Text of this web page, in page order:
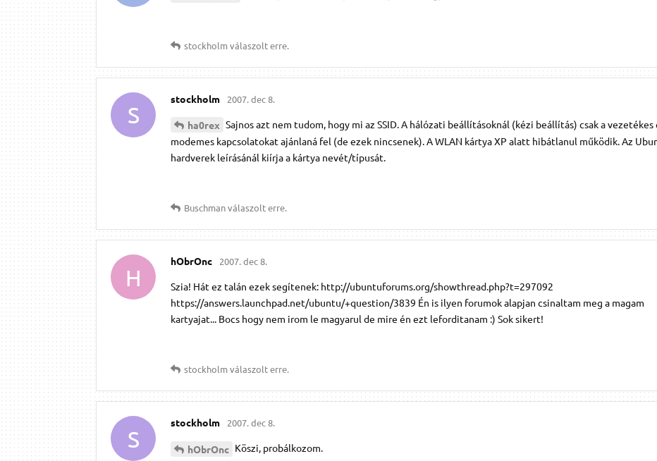
stockholmválaszolt erre.
S
stockholm 2007. dec 8.
ha0rex Sajnos azt nem tudom, hogy mi az SSID. A hálózati beállításoknál (kézi beállítás) csak a vezetékes
modemes kapcsolatokat ajánlaná fel (de ezek nincsenek). A WLAN kártya XP alatt hibátlanul működik. Az
hardverek leírásánál kiírja a kártya nevét/típusát.
Buschmanválaszolt erre.
H
hObrOnc 2007. dec 8.
Szia! Hát ez talán ezek segítenek: http://ubuntuforums.org/showthread.php?t=297092
https://answers.launchpad.net/ubuntu/+question/3839 Én is ilyen forumok alapjan csinaltam meg a magam
kartyajat... Bocs hogy nem irom le magyarul de mire én ezt leforditanam :) Sok sikert!
stockholmválaszolt erre.
S
stockholm 2007. dec 8.
hObrOnc Köszi, probálkozom.